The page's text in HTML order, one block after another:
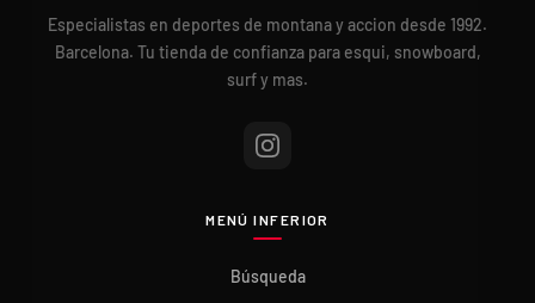
Especialistas en deportes de montana y accion desde 1992.
Barcelona. Tu tienda de confianza para esqui, snowboard,
surf y mas.
MENÚ INFERIOR
Búsqueda